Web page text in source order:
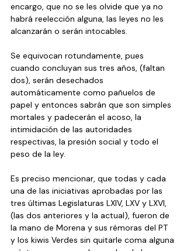
encargo, que no se les olvide que ya no
habrá reelección alguna, las leyes no les
alcanzarán o serán intocables.
Se equivocan rotundamente, pues
cuando concluyan sus tres años, (faltan
dos), serán desechados
automáticamente como pañuelos de
papel y entonces sabrán que son simples
mortales y padecerán el acoso, la
intimidación de las autoridades
respectivas, la presión social y todo el
peso de la ley.
Es preciso mencionar, que todas y cada
una de las iniciativas aprobadas por las
tres últimas Legislaturas LXIV, LXV y LXVI,
(las dos anteriores y la actual), fueron de
la mano de Morena y sus rémoras del PT
y los kiwis Verdes sin quitarle coma alguna